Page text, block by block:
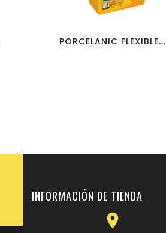
favorite_border visibility
PORCELANIC FLEXIBLE...
INFORMACIÓN DE TIENDA
